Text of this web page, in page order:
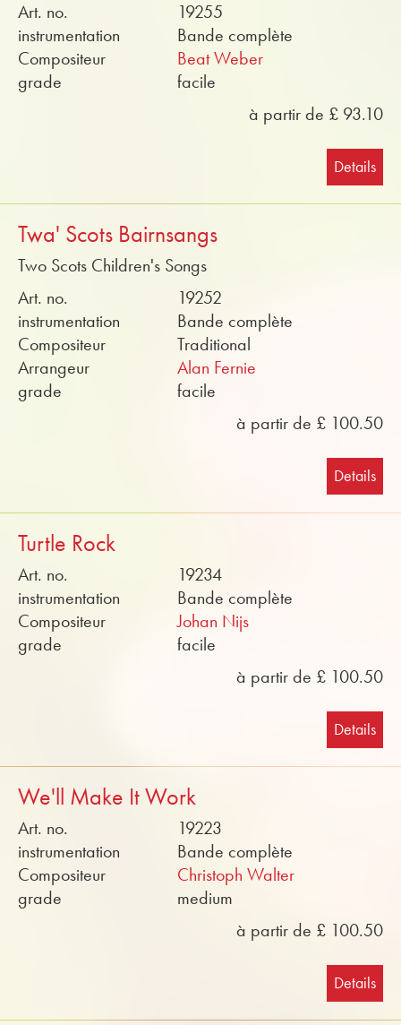
Art. no.
19255
instrumentation
Bande complète
Compositeur
Beat Weber
grade
facile
à partir de £ 93.10
Details
Twa' Scots Bairnsangs
Two Scots Children's Songs
Art. no.
19252
instrumentation
Bande complète
Compositeur
Traditional
Arrangeur
Alan Fernie
grade
facile
à partir de £ 100.50
Details
Turtle Rock
Art. no.
19234
instrumentation
Bande complète
Compositeur
Johan Nijs
grade
facile
à partir de £ 100.50
Details
We'll Make It Work
Art. no.
19223
instrumentation
Bande complète
Compositeur
Christoph Walter
grade
medium
à partir de £ 100.50
Details